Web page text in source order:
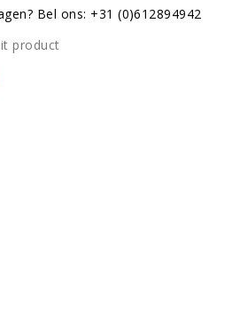
Bel ons: +31 (0)612894942
product